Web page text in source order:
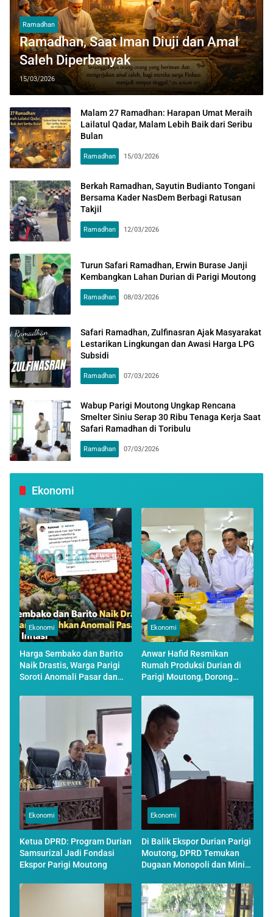
Ramadhan
Ramadhan, Saat Iman Diuji dan Amal
Saleh Diperbanyak
15/03/2026
Malam 27 Ramadhan: Harapan Umat Meraih
Lailatul Qadar, Malam Lebih Baik dari Seribu
Bulan
Ramadhan 15/03/2026
Berkah Ramadhan, Sayutin Budianto Tongani
Bersama Kader NasDem Berbagi Ratusan
Takjil
Ramadhan 12/03/2026
Turun Safari Ramadhan, Erwin Burase Janji
Kembangkan Lahan Durian di Parigi Moutong
Ramadhan 08/03/2026
Safari Ramadhan, Zulfinasran Ajak Masyarakat
Lestarikan Lingkungan dan Awasi Harga LPG
Subsidi
Ramadhan 07/03/2026
Wabup Parigi Moutong Ungkap Rencana
Smelter Siniu Serap 30 Ribu Tenaga Kerja Saat
Safari Ramadhan di Toribulu
Ramadhan 07/03/2026
Ekonomi
Ekonomi
Harga Sembako dan Barito
Naik Drastis, Warga Parigi
Soroti Anomali Pasar dan
Ekonomi
Anwar Hafid Resmikan
Rumah Produksi Durian di
Parigi Moutong, Dorong
Ekonomi
Ketua DPRD: Program Durian
Samsurizal Jadi Fondasi
Ekspor Parigi Moutong
Ekonomi
Di Balik Ekspor Durian Parigi
Moutong, DPRD Temukan
Dugaan Monopoli dan Minim